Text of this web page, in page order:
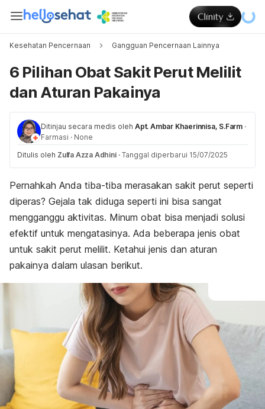
Kesehatan Pencernaan Gangguan Pencernaan Lainnya
6 Pilihan Obat Sakit Perut Melilit
dan Aturan Pakainya
Ditinjau secara medis oleh Apt. Ambar Khaerinnisa, S.Farm ·
Farmasi · None
Ditulis oleh Zulfa Azza Adhini · Tanggal diperbarui 15/07/2025
Pernahkah Anda tiba-tiba merasakan sakit perut seperti
diperas? Gejala tak diduga seperti ini bisa sangat
mengganggu aktivitas. Minum obat bisa menjadi solusi
efektif untuk mengatasinya. Ada beberapa jenis obat
untuk sakit perut melilit. Ketahui jenis dan aturan
pakainya dalam ulasan berikut.